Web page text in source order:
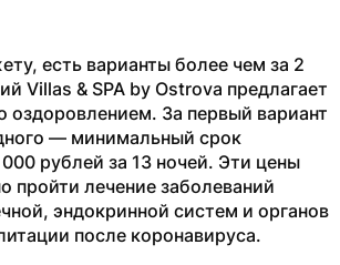
есть варианты более чем за 2
Villas & SPA by Ostrova предлагает
оздоровлением. За первый вариант
— минимальный срок
рублей за 13 ночей. Эти цены
пройти лечение заболеваний
эндокринной систем и органов
после коронавируса.